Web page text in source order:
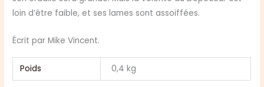
loin d’être faible, et ses lames sont assoiffées.
Écrit par Mike Vincent.
Poids 0,4 kg